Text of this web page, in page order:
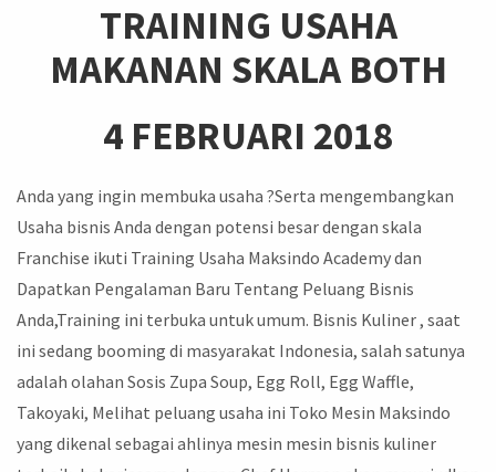
TRAINING USAHA
MAKANAN SKALA BOTH
4 FEBRUARI 2018
Anda yang ingin membuka usaha ?Serta mengembangkan
Usaha bisnis Anda dengan potensi besar dengan skala
Franchise ikuti Training Usaha Maksindo Academy dan
Dapatkan Pengalaman Baru Tentang Peluang Bisnis
Anda,Training ini terbuka untuk umum. Bisnis Kuliner , saat
ini sedang booming di masyarakat Indonesia, salah satunya
adalah olahan Sosis Zupa Soup, Egg Roll, Egg Waffle,
Takoyaki, Melihat peluang usaha ini Toko Mesin Maksindo
yang dikenal sebagai ahlinya mesin mesin bisnis kuliner